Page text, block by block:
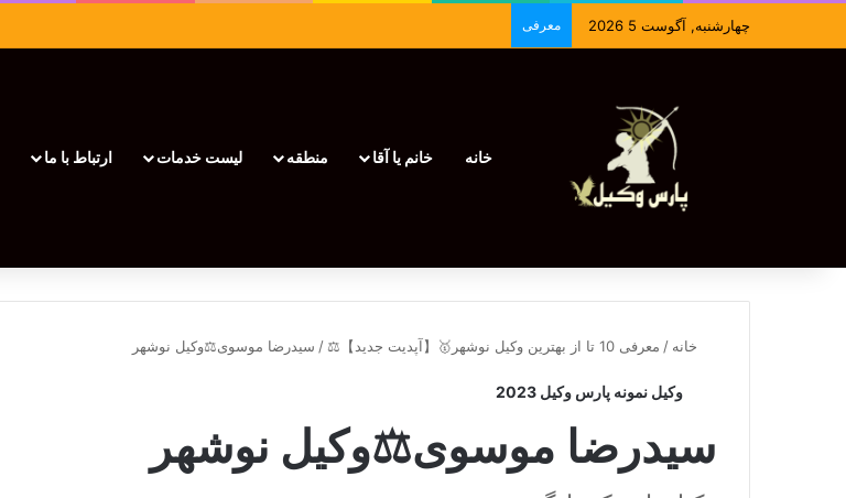
چهارشنبه, آگوست 5 2026 معرفی
خانه خانم یا آقا منطقه لیست خدمات ارتباط با ما
خانه / معرفی 10 تا از بهترین وکیل نوشهر🥇【آپدیت جدید】⚖️ / سیدرضا موسوی⚖️وکیل نوشهر
وکیل نمونه پارس وکیل 2023
سیدرضا موسوی⚖️وکیل نوشهر